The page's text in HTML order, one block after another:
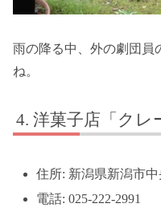
雨の降る中、外の劇団員
ね。
洋菓子店「クレ
住所: 新潟県新潟市
電話: 025-222-2991